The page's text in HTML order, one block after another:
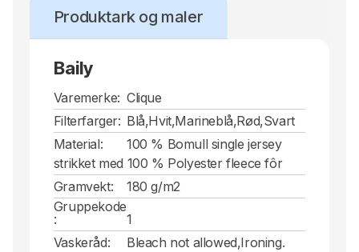
Produktark og maler
Baily
Varemerke: Clique
Filterfarger: Blå,Hvit,Marineblå,Rød,Svart
Material:
100 % Bomull single jersey
strikket med 100 % Polyester fleece fôr
Gramvekt:
180 g/m2
Gruppekode
:
1
Vaskeråd:
Bleach not allowed,Ironing.